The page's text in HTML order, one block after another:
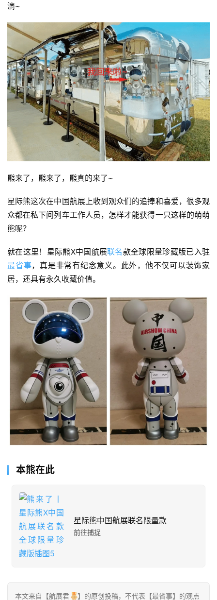
页
栏
目
题
简
客
地
摊
客
端
投
知
滴~
熊来了，熊来了，熊真的来了~
星际熊这次在中国航展上收到观众们的追捧和喜爱，很多观
众都在私下问列车工作人员，怎样才能获得一只这样的萌萌
熊呢？
就在这里！星际熊X中国航展联名款全球限量珍藏版已入驻
最省事，真是非常有纪念意义。此外，他不仅可以装饰家
居，还具有永久收藏价值。
本熊在此
星际熊中国航展联名限量款
前往捕捉
本文来自【航展君
】的原创投稿，不代表【最省事】的观点